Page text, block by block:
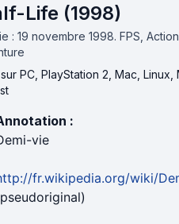
Life (1998)
: 19 novembre 1998. FPS,
sur PC, PlayStation 2, Mac, Linux,
:
vie
fr.wikipedia.org/wiki/